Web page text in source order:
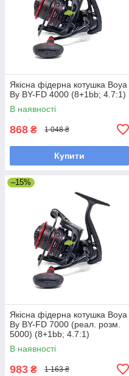
Якісна фідерна котушка Boya
By BY-FD 4000 (8+1bb; 4.7:1)
В наявності
868 ₴ 1 048 ₴
Купити
–15%
Якісна фідерна котушка Boya
By BY-FD 7000 (реал. розм.
5000) (8+1bb; 4.7:1)
В наявності
983 ₴ 1 163 ₴